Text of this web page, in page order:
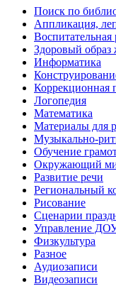
Поиск по
Аппликация,
Воспитательная
Здоровый образ
Информатика
Коррекционная
Логопедия
Математика
Материалы для
Музыкально-
Обучение
Окружающий
Развитие речи
Региональный
Рисование
Сценарии
Управление
Физкультура
Разное
Аудиозаписи
Видеозаписи